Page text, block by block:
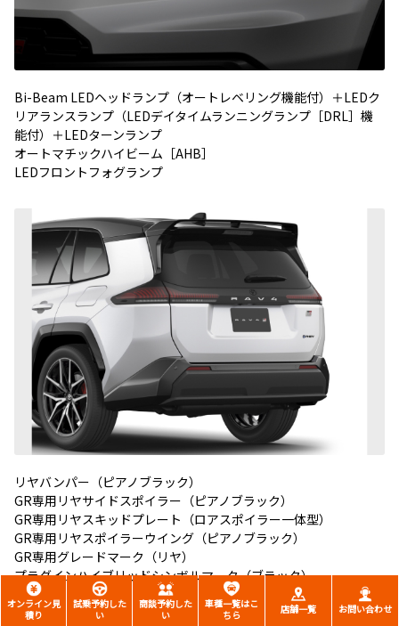
Bi-Beam LEDヘッドランプ（オートレベリング機能付）＋LEDク
リアランスランプ（LEDデイタイムランニングランプ［DRL］機
能付）＋LEDターンランプ
オートマチックハイビーム［AHB］
LEDフロントフォグランプ
リヤバンパー（ピアノブラック）
GR専用リヤサイドスポイラー（ピアノブラック）
GR専用リヤスキッドプレート（ロアスポイラー一体型）
GR専用リヤスポイラーウイング（ピアノブラック）
GR専用グレードマーク（リヤ）
プラグインハイブリッドシンボルマーク（ブラック）
オンライン見
積り
試乗予約した
い
商談予約した
い
車種一覧はこ
ちら
店舗一覧 お問い合わせ